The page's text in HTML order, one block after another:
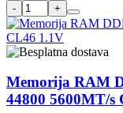
Memorija RAM
44800 5600MT/s